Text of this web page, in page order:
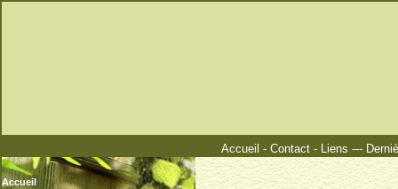
Accueil - Contact- Liens ---
Accueil